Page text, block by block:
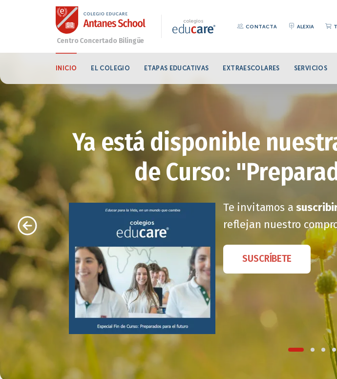
CONTACTA ALEXIA
INICIO EL COLEGIO ETAPAS EDUCATIVAS EXTRAESCOLARES SERVICIOS
Ya está disponible
de Curso:
Te invitamos a
reflejan nuestro
SUSCRÍBETE